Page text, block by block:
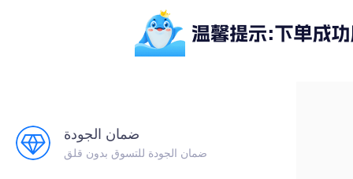
ضمان الجودة
ضمان الجودة للتسوق بدون قلق